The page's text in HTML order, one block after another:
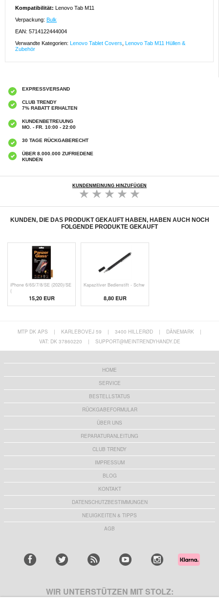
Kompatibilität:
Lenovo Tab M11
Verpackung: Bulk
EAN: 5714122444004
Verwandte Kategorien:
Lenovo Tablet Covers
Lenovo Tab M11 Hüllen &
Zubehör
EXPRESSVERSAND
CLUB TRENDY
7% RABATT ERHALTEN
KUNDENBETREUUNG
MO. - FR. 10:00 - 22:00
30 TAGE RÜCKGABERECHT
ÜBER 8.000.000 ZUFRIEDENE
KUNDEN
KUNDENMEINUNG HINZUFÜGEN
KUNDEN, DIE DAS PRODUKT GEKAUFT HABEN, HABEN AUCH NOCH
FOLGENDE PRODUKTE GEKAUFT
iPhone 6/6S/7/8/SE (2020)/SE
(
15,20 EUR
Kapazitiver Bedienstift - Schw
8,80 EUR
MTP DK APS | KARLEBOVEJ 59 | 3400 HILLERØD | DÄNEMARK
|
VAT: DK 37860220
| SUPPORT@MEINTRENDYHANDY.DE
HOME
SERVICE
BESTELLSTATUS
RÜCKGABEFORMULAR
ÜBER UNS
REPARATURANLEITUNG
CLUB TRENDY
IMPRESSUM
BLOG
KONTAKT
DATENSCHUTZBESTIMMUNGEN
NEUIGKEITEN & TIPPS
AGB
WIR UNTERSTÜTZEN MIT STOLZ: